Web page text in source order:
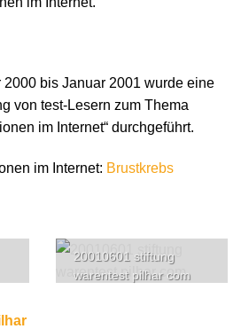
2000 bis Januar 2001 wurde eine
von test-Lesern zum Thema
im Internet“ durchgeführt.
im Internet: Brustkrebs
20010601 stiftung
warentest pilhar com